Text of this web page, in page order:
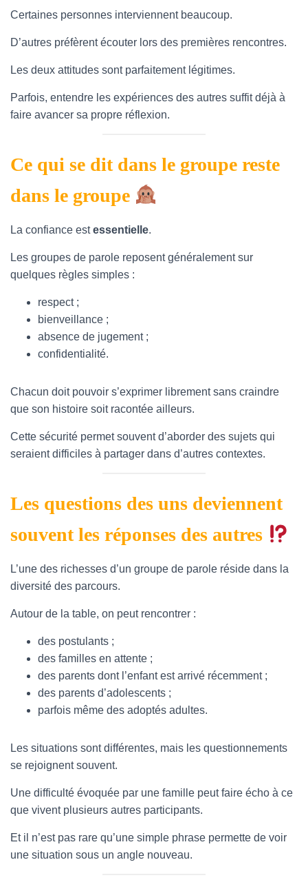
Certaines personnes interviennent beaucoup.
D’autres préfèrent écouter lors des premières rencontres.
Les deux attitudes sont parfaitement légitimes.
Parfois, entendre les expériences des autres suffit déjà à
faire avancer sa propre réflexion.
Ce qui se dit dans le groupe reste
dans le groupe
La confiance estessentielle.
Les groupes de parole reposent généralement sur
quelques règles simples :
respect ;
bienveillance ;
absence de jugement ;
confidentialité.
Chacun doit pouvoir s’exprimer librement sans craindre
que son histoire soit racontée ailleurs.
Cette sécurité permet souvent d’aborder des sujets qui
seraient difficiles à partager dans d’autres contextes.
Les questions des uns deviennent
souvent les réponses des autres
L’une des richesses d’un groupe de parole réside dans la
diversité des parcours.
Autour de la table, on peut rencontrer :
des postulants ;
des familles en attente ;
des parents dont l’enfant est arrivé récemment ;
des parents d’adolescents ;
parfois même des adoptés adultes.
Les situations sont différentes, mais les questionnements
se rejoignent souvent.
Une difficulté évoquée par une famille peut faire écho à ce
que vivent plusieurs autres participants.
Et il n’est pas rare qu’une simple phrase permette de voir
une situation sous un angle nouveau.